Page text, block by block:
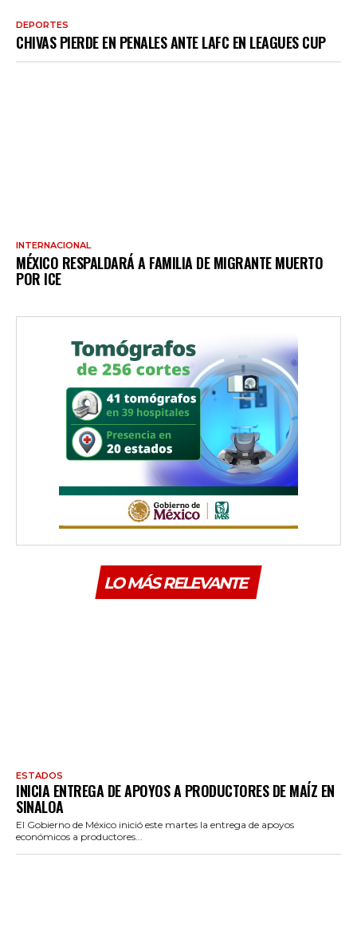
DEPORTES
CHIVAS PIERDE EN PENALES ANTE LAFC EN LEAGUES CUP
INTERNACIONAL
MÉXICO RESPALDARÁ A FAMILIA DE MIGRANTE MUERTO
POR ICE
LO MÁS RELEVANTE
ESTADOS
INICIA ENTREGA DE APOYOS A PRODUCTORES DE MAÍZ EN
SINALOA
El Gobierno de México inició este martes la entrega de apoyos
económicos a productores...